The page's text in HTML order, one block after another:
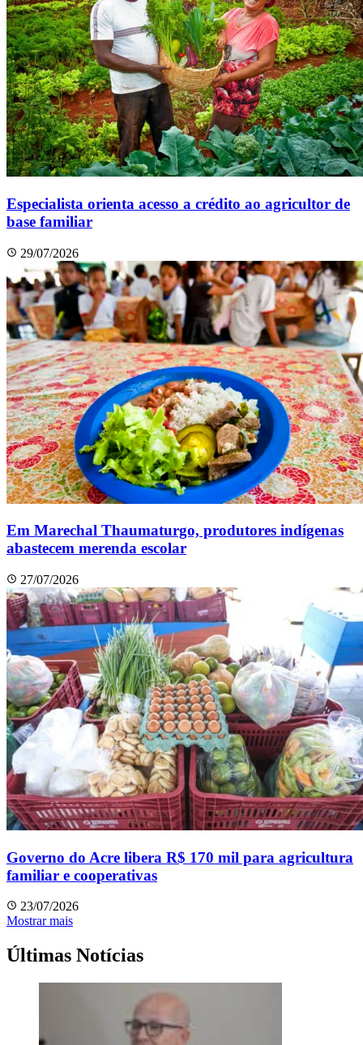
Especialista orienta acesso a crédito ao agricultor de
base familiar
29/07/2026
Em Marechal Thaumaturgo, produtores indígenas
abastecem merenda escolar
27/07/2026
Governo do Acre libera R$ 170 mil para agricultura
familiar e cooperativas
23/07/2026
Mostrar mais
Últimas Notícias